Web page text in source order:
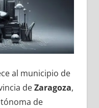
al municipio dе
dеZaragoza,
dе